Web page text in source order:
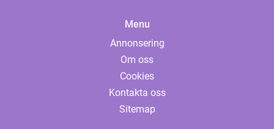
Menu
Annonsering
Om oss
Cookies
Kontakta oss
Sitemap